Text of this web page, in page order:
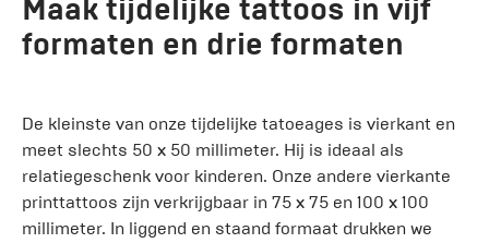
Maak tijdelijke tattoos in vijf
formaten en drie formaten
De kleinste van onze tijdelijke tatoeages is vierkant en
meet slechts 50 x 50 millimeter. Hij is ideaal als
relatiegeschenk voor kinderen. Onze andere vierkante
printtattoos zijn verkrijgbaar in 75 x 75 en 100 x 100
millimeter. In liggend en staand formaat drukken we